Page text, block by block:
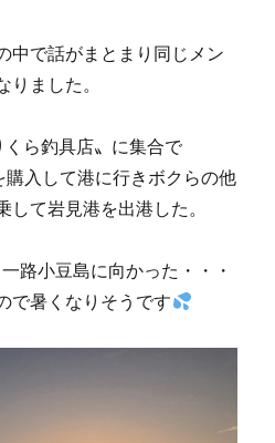
中で話がまとまり同じメン
ました。
ら釣具店〟に集合で
入して港に行きボクらの他
て岩見港を出港した。
路小豆島に向かった・・・
で暑くなりそうです